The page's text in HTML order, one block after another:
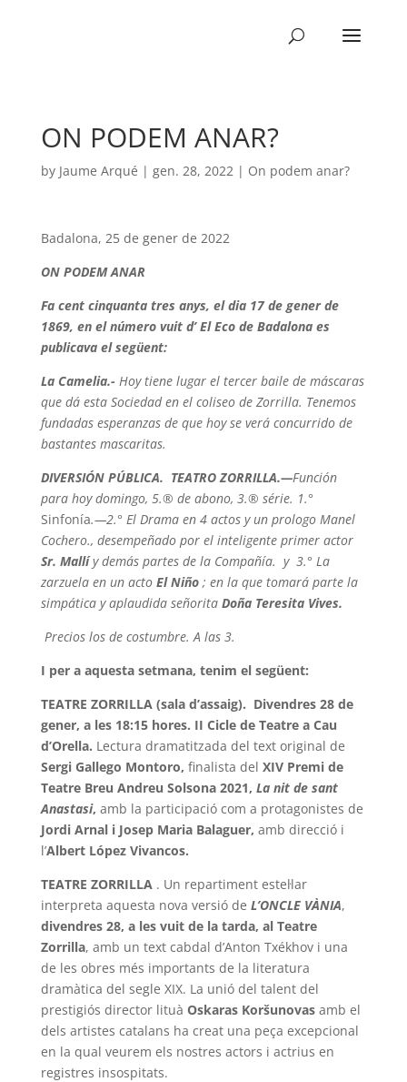
ON PODEM ANAR?
by Jaume Arqué | gen. 28, 2022| On podem anar?
Badalona, 25 de gener de 2022
ON PODEM ANAR
Fa cent cinquanta tres anys, el dia 17 de gener de
1869, en el número vuit d’ El Eco de Badalona es
publicava el següent:
La Camelia.- Hoy tiene lugar el tercer baile de máscaras
que dá esta Sociedad en el coliseo de Zorrilla. Tenemos
fundadas esperanzas de que hoy se verá concurrido de
bastantes mascaritas.
DIVERSIÓN PÚBLICA. TEATRO ZORRILLA.—Función
para hoy domingo, 5.® de abono, 3.® série. 1.°
Sinfonía.—2.° El Drama en 4 actos y un prologo Manel
Cochero., desempeñado por el inteligente primer actor
Sr. Mallíy demás partes de la Compañía. y 3.° La
zarzuela en un acto El Niño; en la que tomará parte la
simpática y aplaudida señorita Doña Teresita Vives.
Precios los de costumbre. A las 3.
I per a aquesta setmana, tenim el següent:
TEATRE ZORRILLA (sala d’assaig). Divendres 28 de
gener, a les 18:15 hores. II Cicle de Teatre a Cau
d’Orella. Lectura dramatitzada del text original de
Sergi Gallego Montoro, finalista del XIV Premi de
Teatre Breu Andreu Solsona 2021, La nit de sant
Anastasi, amb la participació com a protagonistes de
Jordi Arnal i Josep Maria Balaguer, amb direcció i
l’Albert López Vivancos.
TEATRE ZORRILLA. Un repartiment estel·lar
interpreta aquesta nova versió de L’ONCLE VÀNIA,
divendres 28, a les vuit de la tarda, al Teatre
Zorrilla, amb un text cabdal d’Anton Txékhov i una
de les obres més importants de la literatura
dramàtica del segle XIX. La unió del talent del
prestigiós director lituà Oskaras Koršunovasamb el
dels artistes catalans ha creat una peça excepcional
en la qual veurem els nostres actors i actrius en
registres insospitats.